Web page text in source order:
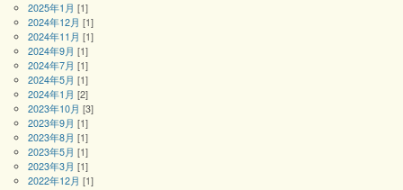
2025年1月 [1]
2024年12月 [1]
2024年11月 [1]
2024年9月 [1]
2024年7月 [1]
2024年5月 [1]
2024年1月 [2]
2023年10月 [3]
2023年9月 [1]
2023年8月 [1]
2023年5月 [1]
2023年3月 [1]
2022年12月 [1]